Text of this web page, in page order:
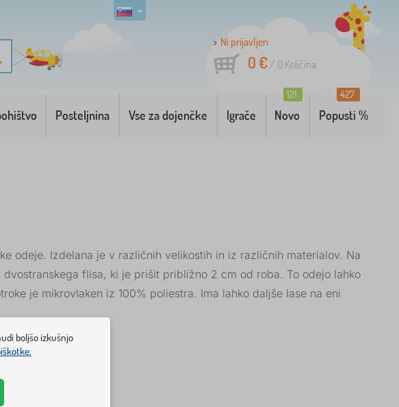
Ni prijavljen
0 €/ 0 Količina
Posteljnina Vse za dojenčke Igrače Novo
121
Popusti %
427
odeje. Izdelana je v različnih velikostih in iz različnih materialov. Na
flisa, ki je prišit približno 2 cm od roba. To odejo lahko
je mikrovlaken iz 100% poliestra. Ima lahko daljše lase na eni
boljšo izkušnjo